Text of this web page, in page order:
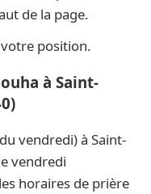
de la page.
position.
à Saint-
vendredi) à Saint-
vendredi
horaires de prière